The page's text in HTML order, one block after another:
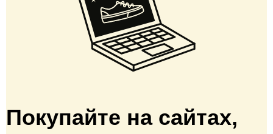
Покупайте на сайтах,